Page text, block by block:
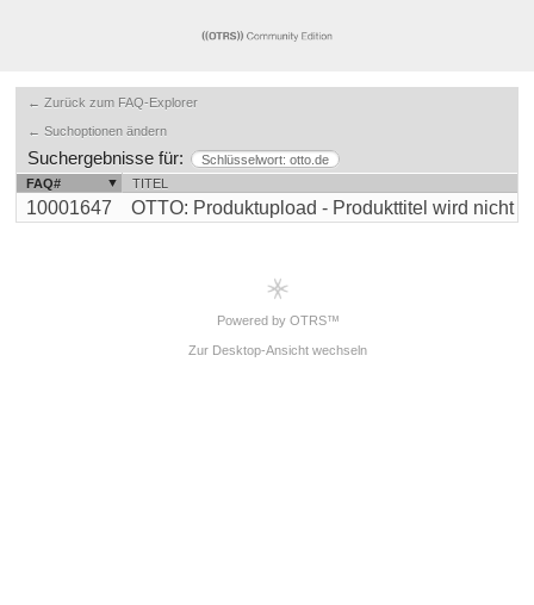
← Zurück zum FAQ-Explorer
← Suchoptionen ändern
Suchergebnisse für:
Schlüsselwort: otto.de
FAQ#
TITEL
10001647 OTTO: Produktupload - Produkttitel wird nicht
Powered by OTRS™
Zur Desktop-Ansicht wechseln